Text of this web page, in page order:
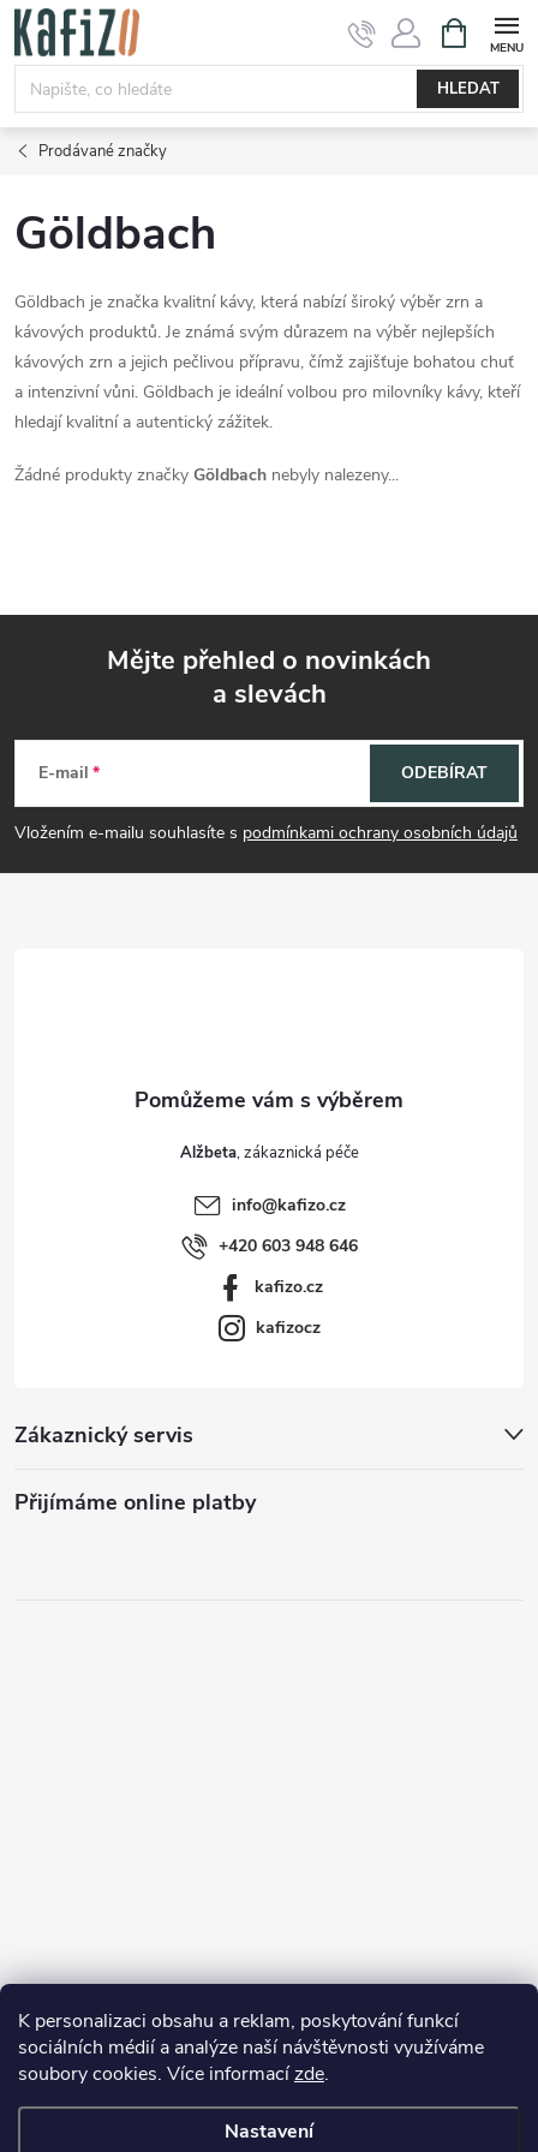
K personalizaci obsahu a reklam, poskytování funkcí
sociálních médií a analýze naší návštěvnosti využíváme
soubory cookies. Více informacízde.
Nastavení
Přejít
obsah
HLEDAT
NÁKUPNÍ
KOŠÍK
Prodávané značky
Göldbach
Göldbach je značka kvalitní kávy, která nabízí široký výběr zrn a
kávových produktů. Je známá svým důrazem na výběr nejlepších
kávových zrn a jejich pečlivou přípravu, čímž zajišťuje bohatou chuť
a intenzivní vůni. Göldbach je ideální volbou pro milovníky kávy, kteří
hledají kvalitní a autentický zážitek.
Žádné produkty značky Göldbach nebyly nalezeny...
p
a
Mějte přehled o novinkách
a slevách
E-mail
Vložením e-mailu souhlasíte s podmínkami ochrany osobních údajů
ODEBÍRAT
Zákaznický servis
Přijímáme online platby
Alžbeta
info@kafizo.cz
+420 603 948 646
kafizo.cz
kafizocz